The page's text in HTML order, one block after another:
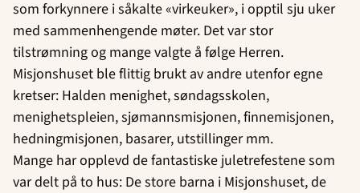
som forkynnere i såkalte «virkeuker», i opptil sju uker
med sammenhengende møter. Det var stor
tilstrømning og mange valgte å følge Herren.
Misjonshuset ble flittig brukt av andre utenfor egne
kretser: Halden menighet, søndagsskolen,
menighetspleien, sjømannsmisjonen, finnemisjonen,
hedningmisjonen, basarer, utstillinger mm.
Mange har opplevd de fantastiske juletrefestene som
var delt på to hus: De store barna i Misjonshuset, de